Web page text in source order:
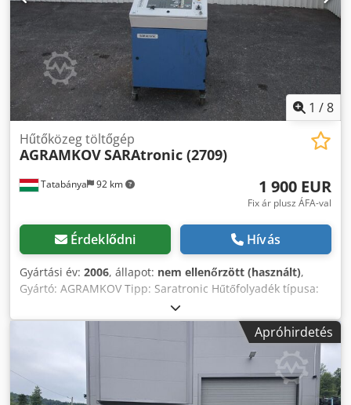
1 /8
Tatabánya 92 km
Hűtőközeg töltőgép
AGRAMKOVSARAtronic (2709)
1 900 EUR
Fix ár plusz ÁFA-val
Érdeklődni Hívás
Gyártási év: 2006, állapot: nem ellenőrzött (használt),
Gyártó: AGRAMKOV Tipp: Saratronic Hűtőfolyadék típusa:
134 a Crsdpfx Aeri Rybeqtef Gyártás éve: 2006
Apróhirdetés